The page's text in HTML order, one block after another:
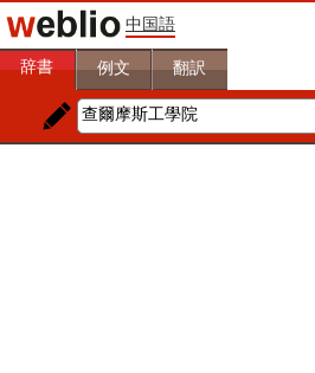
中国語
辞書 例文 翻訳